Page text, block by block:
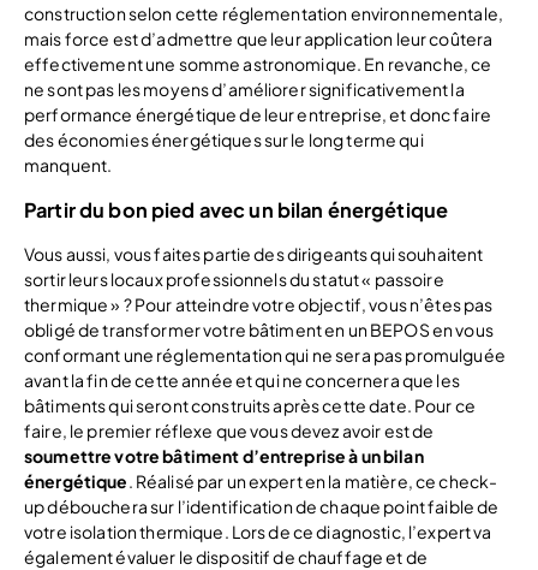
construction selon cette réglementation environnementale,
mais force est d’admettre que leur application leur coûtera
effectivement une somme astronomique. En revanche, ce
ne sont pas les moyens d’améliorer significativement la
performance énergétique de leur entreprise, et donc faire
des économies énergétiques sur le long terme qui
manquent.
Partir du bon pied avec un bilan énergétique
Vous aussi, vous faites partie des dirigeants qui souhaitent
sortir leurs locaux professionnels du statut « passoire
thermique » ? Pour atteindre votre objectif, vous n’êtes pas
obligé de transformer votre bâtiment en un BEPOS en vous
conformant une réglementation qui ne sera pas promulguée
avant la fin de cette année et qui ne concernera que les
bâtiments qui seront construits après cette date. Pour ce
faire, le premier réflexe que vous devez avoir est de
soumettre votre bâtiment d’entreprise à un bilan
énergétique. Réalisé par un expert en la matière, ce check-
up débouchera sur l’identification de chaque point faible de
votre isolation thermique. Lors de ce diagnostic, l’expert va
également évaluer le dispositif de chauffage et de